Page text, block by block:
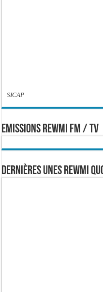
SICAP
EMISSIONS REWMI FM / TV
Dernières Unes Rewmi